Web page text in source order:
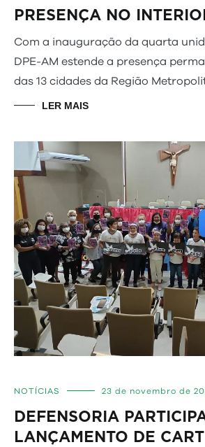
PRESENÇA NO
Com a inauguração da quarta
DPE-AM estende a presença
das 13 cidades da Região
LER MAIS
NOTÍCIAS 23 de novembro de
DEFENSORIA
LANÇAMENTO DE